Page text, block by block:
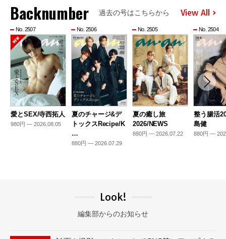
Backnumber 過去の号はこちらから View All
No. 2507
愛とSEX/寺西拓人
980円 — 2026.08.05
No. 2506
夏のチャージ&デ
トックスRecipe/K
…
880円 — 2026.07.29
No. 2505
夏の癒し旅
2026/NEWS
880円 — 2026.07.22
No. 2504
整う腸活
島健
880円 —
Look!
編集部からのお知らせ